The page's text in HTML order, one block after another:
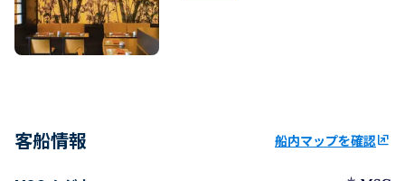
客船情報 船内マップを確認ungroup